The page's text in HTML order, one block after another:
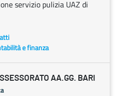
servizio pulizia UAZ di
e finanza
AA.GG. BARI